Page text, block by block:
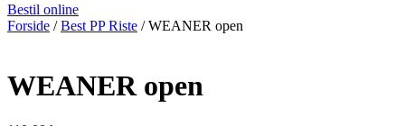
Bestil online
Forside /Best PP Riste / WEANER open
WEANER open